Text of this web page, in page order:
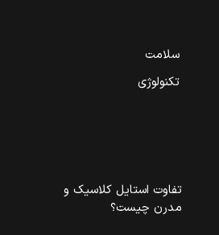
سلامت
تکنولوژی
تفاوت استایل کلاسیک و
مدرن چیست؟